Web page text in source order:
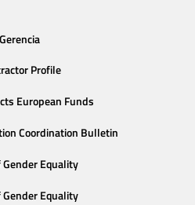
Gerencia
Profile
European Funds
Coordination Bulletin
Equality
Equality